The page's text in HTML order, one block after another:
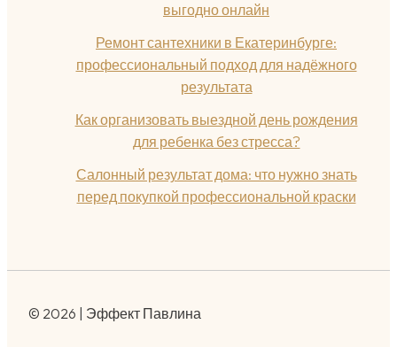
выгодно онлайн
Ремонт сантехники в Екатеринбурге:
профессиональный подход для надёжного
результата
Как организовать выездной день рождения
для ребенка без стресса?
Салонный результат дома: что нужно знать
перед покупкой профессиональной краски
© 2026 | Эффект Павлина